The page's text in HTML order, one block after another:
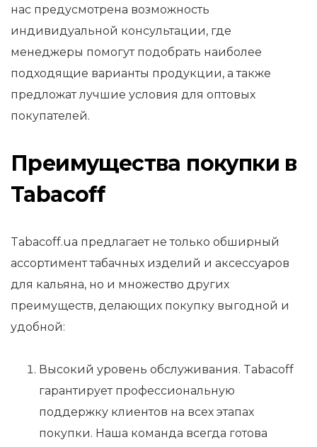
нас предусмотрена возможность
индивидуальной консультации, где
менеджеры помогут подобрать наиболее
подходящие варианты продукции, а также
предложат лучшие условия для оптовых
покупателей.
Преимущества покупки в
Tabacoff
Tabacoff.ua предлагает не только обширный
ассортимент табачных изделий и аксессуаров
для кальяна, но и множество других
преимуществ, делающих покупку выгодной и
удобной:
Высокий уровень обслуживания. Tabacoff
гарантирует профессиональную
поддержку клиентов на всех этапах
покупки. Наша команда всегда готова